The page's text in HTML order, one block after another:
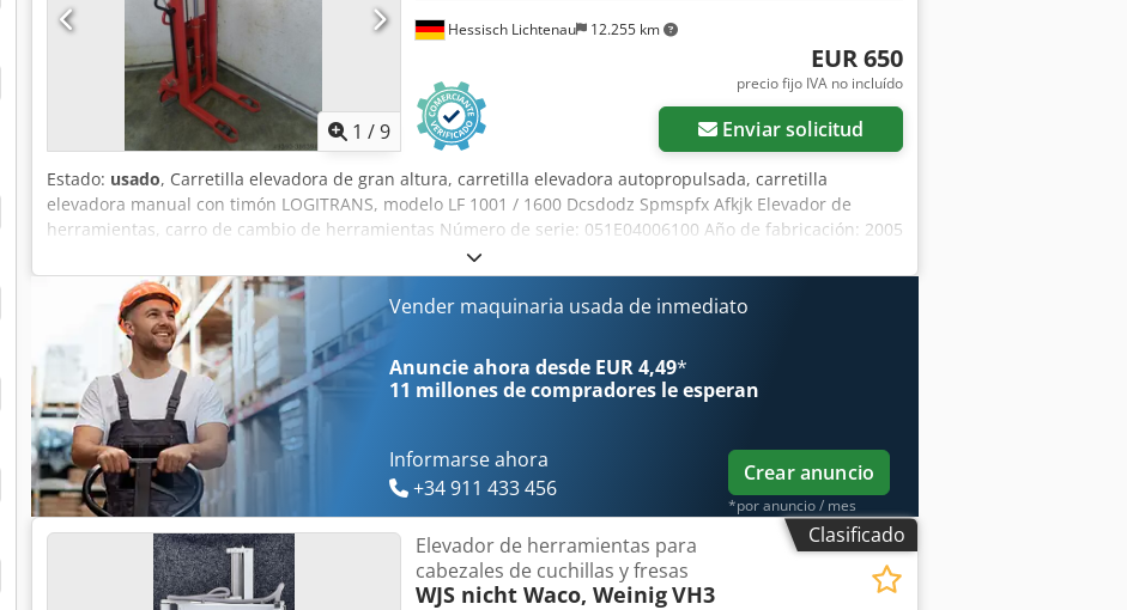
1 /9
Hessisch Lichtenau 12.255 km
EUR 650
precio fijo IVA no incluído
Enviar solicitud
Estado: usado, Carretilla elevadora de gran altura, carretilla elevadora autopropulsada, carretilla
elevadora manual con timón LOGITRANS, modelo LF 1001 / 1600 Dcsdodz Spmspfx Afkjk Elevador de
herramientas, carro de cambio de herramientas Número de serie: 051E04006100 Año de fabricación: 2005
Capacidad de carga: 1000 kg Altura de elevación: 1600 mm Longitud de los tenedores: 600 mm Tamaño de
la plataforma: 800 x 650 mm Longitud total: 1200 mm Anchura total: 800 mm Altura total: 1930 mm -
Elevación mediante sistema hidráulico mecánico, movimiento de la bomba con el timón de dirección - 2
velocidades de elevación Aproximadamente 36 elevaciones manuales del timón hasta una altura de
elevación de 1600 mm o aproximadamente 10 elevaciones manuales del timón para una altura de
elevación de 10 cm. - Se puede mover empujándola manualmente - Tenedores cortos con placa de apoyo
montada para la colocación de las piezas - Guía estable de los tenedores en el mástil simple - Ideal para
cargar máquinas con herramientas o piezas Peso propio: 198 kg En muy buenas condiciones
Vender maquinaria usada de inmediato
Anuncie ahora desde EUR 4,49*
11 millones de compradores le esperan
Informarse ahora
+34 911 433 456
Crear anuncio
*por anuncio / mes
Clasificado
Elevador de herramientas para
cabezales de cuchillas y fresas
WJS nicht Waco, WeinigVH3